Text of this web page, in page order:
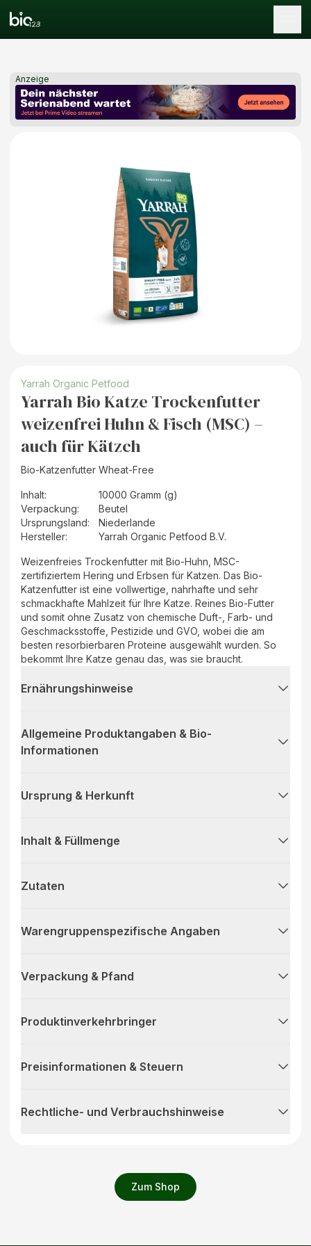
Anzeige
Zum Shop
Yarrah Organic Petfood
Yarrah Bio Katze Trockenfutter
weizenfrei Huhn & Fisch (MSC) –
auch für Kätzch
Bio-Katzenfutter Wheat-Free
Inhalt:
10000 Gramm (g)
Verpackung:
Beutel
Ursprungsland:
Niederlande
Hersteller: Yarrah Organic Petfood B.V.
Weizenfreies Trockenfutter mit Bio-Huhn, MSC-
zertifiziertem Hering und Erbsen für Katzen. Das Bio-
Katzenfutter ist eine vollwertige, nahrhafte und sehr
schmackhafte Mahlzeit für Ihre Katze. Reines Bio-Futter
und somit ohne Zusatz von chemische Duft-, Farb- und
Geschmacksstoffe, Pestizide und GVO, wobei die am
besten resorbierbaren Proteine ausgewählt wurden. So
bekommt Ihre Katze genau das, was sie braucht.
Ernährungshinweise
Allgemeine Produktangaben & Bio-
Informationen
Ursprung & Herkunft
Inhalt & Füllmenge
Zutaten
Warengruppenspezifische Angaben
Verpackung & Pfand
Produktinverkehrbringer
Preisinformationen & Steuern
Rechtliche- und Verbrauchshinweise